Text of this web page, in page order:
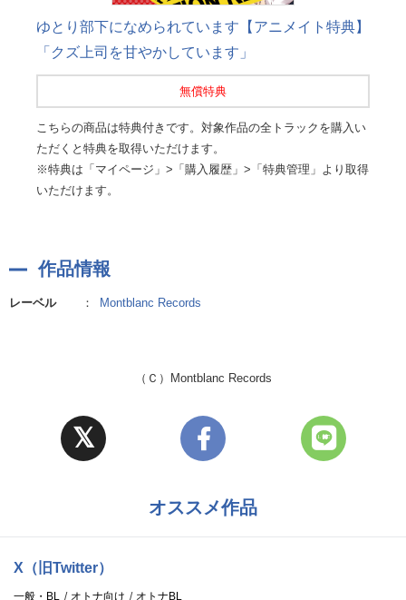
ゆとり部下になめられています【アニメイト特典】
「クズ上司を甘やかしています」
無償特典
こちらの商品は特典付きです。対象作品の全トラックを購入い
ただくと特典を取得いただけます。
※特典は「マイページ」>「購入履歴」>「特典管理」より取得
いただけます。
作品情報
レーベル ： Montblanc Records
（Ｃ）Montblanc Records
オススメ作品
X（旧Twitter）
一般・BL オトナ向け オトナBL